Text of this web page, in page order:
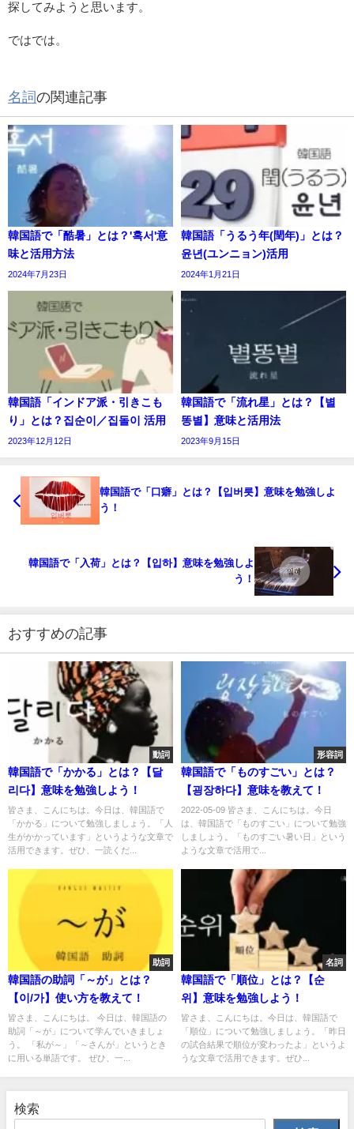
探してみようと思います。
ではでは。
名詞の関連記事
韓国語で「酷暑」とは？'혹서'意
味と活用方法
2024年7月23日
韓国語「うるう年(閏年)」とは？
윤년(ユンニョン)活用
2024年1月21日
韓国語「インドア派・引きこも
り」とは？집순이／집돌이 活用
2023年12月12日
韓国語で「流れ星」とは？【별
똥별】意味と活用法
2023年9月15日
韓国語で「口癖」とは？【입버릇】意味を勉強しよ
う！
韓国語で「入荷」とは？【입하】意味を勉強しよ
う！
おすすめの記事
動詞
韓国語で「かかる」とは？【달
리다】意味を勉強しよう！
皆さま、こんにちは。今日は、韓国語で
「かかる」について勉強しましょう。「人
生がかかっています」というような文章で
活用できます。ぜひ、一読くだ...
形容詞
韓国語で「ものすごい」とは？
【굉장하다】意味を教えて！
2022-05-09 皆さま、こんにちは。今日
は、韓国語で「ものすごい」について勉強
しましょう。「ものすごい暑い日」という
ような文章で活用で...
助詞
韓国語の助詞「～が」とは？
【이/가】使い方を教えて！
皆さま、こんにちは。 今日は、韓国語の
助詞「～が」について学んでいきましょ
う。 「私が～」「～さんが」というとき
に用いる単語です。 ぜひ、一...
名詞
韓国語で「順位」とは？【순
위】意味を勉強しよう！
皆さま、こんにちは。今日は、韓国語で
「順位」について勉強しましょう。「昨日
の試合結果で順位が変わったよ」というよ
うな文章で活用できます。ぜひ...
検索